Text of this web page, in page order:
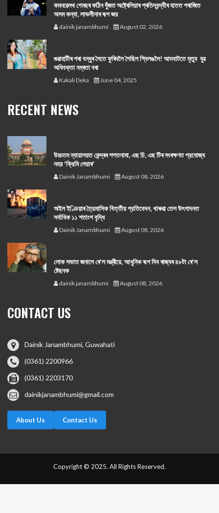
কমনৱেলথ গেমছৰ কঠিন যুঁজত অষ্ট্ৰেলিয়াৰ প্ৰতিদ্বন্দ্বীৰ হাতত পৰাজিত
অসম কন্যা, লাভলীনাৰ ৰূপ জয়
dainik janambhumi August 02, 2026
গুৱাহাটীৰ পৰা বন্ধুৰ সৈতে ফুৰিবলৈ গৈছিল শ্বিলঙলৈ! আদবাটতে মৃত্যু যুৱ
অধিবক্তা নম্ৰতা বৰা
Kakali Deka June 04, 2025
RECENT NEWS
উচ্চতম ন্যায়ালয়ত কেন্দ্ৰৰ শপতনামা, এছ চি, এছ টিৰ সংৰক্ষণত প্রযোজ্য
নহয় 'ক্রিমি লেয়াৰ'
Dainik Janambhumi August 08, 2026
অইল ইণ্ডিয়াৰ ত্রৈমাসিক বিত্তীয় প্রতিবেদন, খাৰুৱা তেল উৎপাদনত
সর্বাধিক ১১ শতাংশ বৃদ্ধি
Dainik Janambhumi August 08, 2026
লোক সভাত জনালে ৰে'ল মন্ত্ৰীয়ে, আধুনিক ৰূপ দিব ৰাজ্যৰ ৪৮টা ৰে'ল
ষ্টেছনক
dainik janambhumi August 08, 2026
CONTACT US
Dainik Janambhumi, Guwahati
(0361) 2200966
(0361) 2203170
dainikjanambhumi@gmail.com
About Us Contact Us
Copyright © 2025. All Rights Reserved.